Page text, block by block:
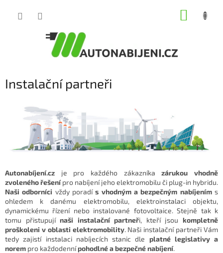
Instalační partneři
Autonabíjení.cz je pro každého zákazníkazárukou vhodně
zvoleného řešenípro nabíjení jeho elektromobilu či plug-in hybridu.
Naši odborníci vždy poradís vhodným a bezpečným nabíjeníms
ohledem k danému elektromobilu, elektroinstalaci objektu,
dynamickému řízení nebo instalované fotovoltaice. Stejně tak k
tomu přistupujínaši instalační partneři, kteří jsoukompletně
proškoleni v oblasti elektromobility. Naši instalační partneři Vám
tedy zajistí instalaci nabíjecích stanic dle platné legislativy a
norem pro každodennípohodlné a bezpečné nabíjení.